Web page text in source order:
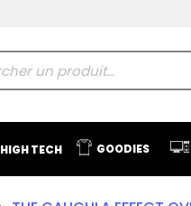
HIGH TECH GOODIES